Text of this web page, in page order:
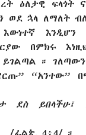
ዕለታዊ ፍላጎት
ወደ ኋላ ለማለት
በምክሩ
ይገልጣል ።
“አንተው”
ደስ ይበላችሁ፤